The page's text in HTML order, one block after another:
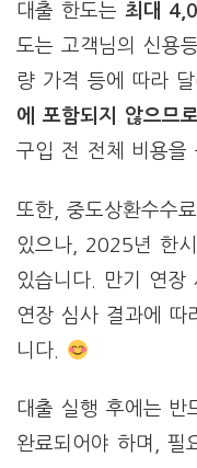
대출 한도는 최대
도는 고객님의 신용
량 가격 등에 따라 달
에 포함되지 않으므
구입 전 전체 비용을
또한, 중도상환수수
있으나, 2025년 한
있습니다. 만기 연장
연장 심사 결과에 따
니다.
대출 실행 후에는 반
완료되어야 하며, 필